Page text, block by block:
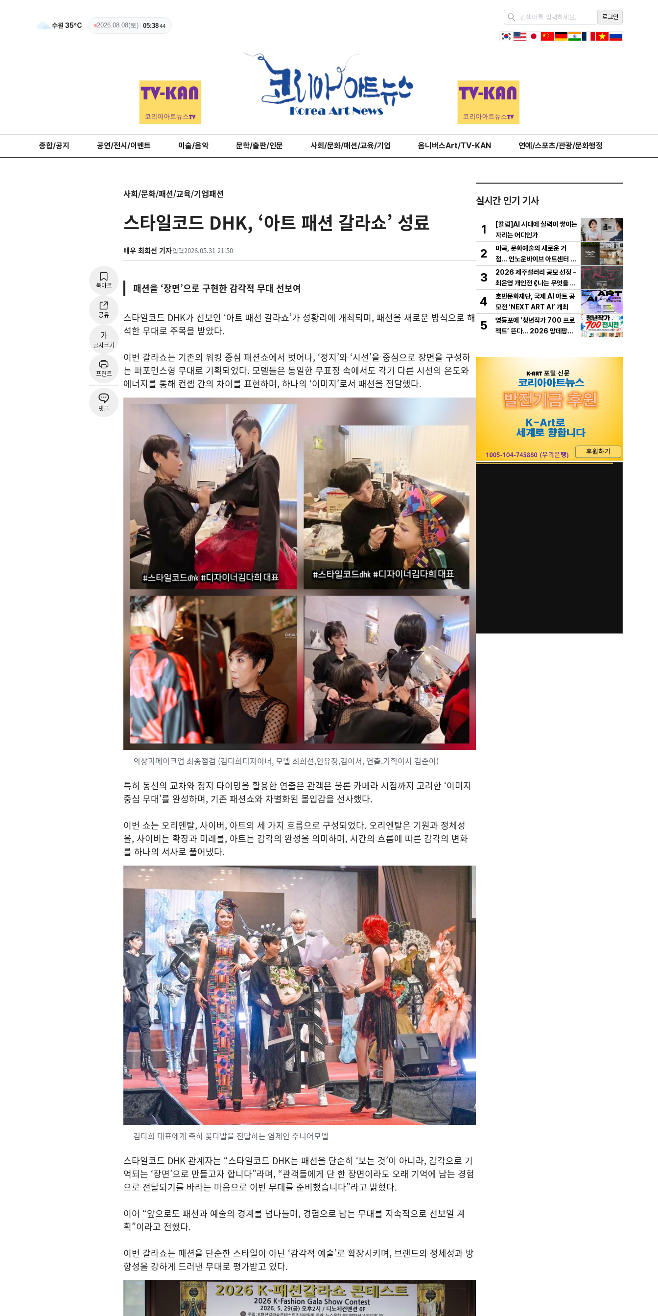
수원 35ºC 2026.08.08(토) 05:3846
로그인
종합/공지 공연/전시/이벤트 미술/음악 문학/출판/인문 사회/문화/패션/교육/기업 옴니버스Art/TV-KAN 연예/스포츠/관광/문화행정
사회/문화/패션/교육/기업패션
스타일코드 DHK, ‘아트 패션 갈라쇼’ 성료
배우 최희선 기자입력2026.05.31 21:50
북마크
공유
가
글자크기
프린트
댓글
패션을 ‘장면’으로 구현한 감각적 무대 선보여
스타일코드 DHK가 선보인 ‘아트 패션 갈라쇼’가 성황리에 개최되며, 패션을 새로운 방식으로 해
석한 무대로 주목을 받았다.
이번 갈라쇼는 기존의 워킹 중심 패션쇼에서 벗어나, ‘정지’와 ‘시선’을 중심으로 장면을 구성하
는 퍼포먼스형 무대로 기획되었다. 모델들은 동일한 무표정 속에서도 각기 다른 시선의 온도와
에너지를 통해 컨셉 간의 차이를 표현하며, 하나의 ‘이미지’로서 패션을 전달했다.
의상과메이크업 최종점검 (김다희디자이너, 모델 최희선,인유정,김이서, 연출.기획이사 김준아)
특히 동선의 교차와 정지 타이밍을 활용한 연출은 관객은 물론 카메라 시점까지 고려한 ‘이미지
중심 무대’를 완성하며, 기존 패션쇼와 차별화된 몰입감을 선사했다.
이번 쇼는 오리엔탈, 사이버, 아트의 세 가지 흐름으로 구성되었다. 오리엔탈은 기원과 정체성
을, 사이버는 확장과 미래를, 아트는 감각의 완성을 의미하며, 시간의 흐름에 따른 감각의 변화
를 하나의 서사로 풀어냈다.
김다희 대표에게 축하 꽃다발을 전달하는 염제인 주니어모델
스타일코드 DHK 관계자는 “스타일코드 DHK는 패션을 단순히 ‘보는 것’이 아니라, 감각으로 기
억되는 ‘장면’으로 만들고자 합니다”라며, “관객들에게 단 한 장면이라도 오래 기억에 남는 경험
으로 전달되기를 바라는 마음으로 이번 무대를 준비했습니다”라고 밝혔다.
이어 “앞으로도 패션과 예술의 경계를 넘나들며, 경험으로 남는 무대를 지속적으로 선보일 계
획”이라고 전했다.
이번 갈라쇼는 패션을 단순한 스타일이 아닌 ‘감각적 예술’로 확장시키며, 브랜드의 정체성과 방
향성을 강하게 드러낸 무대로 평가받고 있다.
실시간 인기 기사
1
[칼럼]AI 시대에 실력이 쌓이는
자리는 어디인가
2
마곡, 문화예술의 새로운 거
점… 언노운바이브 아트센터 개
관
3
2026 제주갤러리 공모 선정 –
최은영 개인전 《나는 무엇을 하
다 죽을까》 개최
4
호반문화재단, 국제 AI 아트 공
모전 ‘NEXT ART AI’ 개최
5
영등포에 ‘청년작가 700 프로
젝트’ 뜬다… 2026 앙데팡당K